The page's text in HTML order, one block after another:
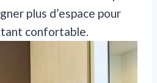
plus d’espace pour
confortable.